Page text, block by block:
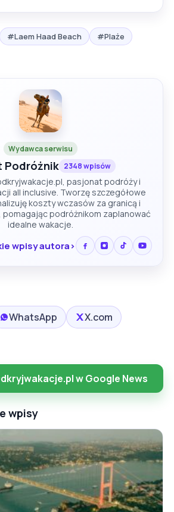
#Laem Haad Beach
#Plaże
Wydawca serwisu
Podróżnik 2348 wpisów
pasjonat podróży i
all inclusive. Tworzę szczegółowe
koszty wczasów za granicą i
podróżnikom zaplanować
idealne wakacje.
wpisy autora
WhatsApp X.com
w Google News
wpisy